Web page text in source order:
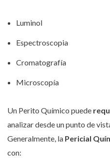
Luminol
Espectroscopia
Cromatografía
Microscopía
Un Perito Químico puede
analizar desde un punto de
Generalmente, la Pericial
con: